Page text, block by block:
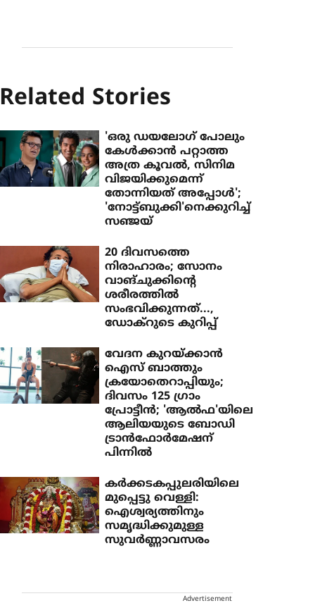
Related Stories
'ഒരു ഡയലോ​ഗ് പോലും
കേൾക്കാൻ പറ്റാത്ത
അത്ര കൂവൽ, സിനിമ
വിജയിക്കുമെന്ന്
തോന്നിയത് അപ്പോൾ';
'നോട്ട്ബുക്കി'നെക്കുറിച്ച്
സഞ്ജയ്
20 ദിവസത്തെ
നിരാഹാരം; സോനം
വാങ്ചുക്കിന്റെ
ശരീരത്തിൽ
സംഭവിക്കുന്നത്...,
ഡോക്റുടെ കുറിപ്പ്
വേദന കുറയ്ക്കാൻ
ഐസ് ബാത്തും
ക്രയോതെറാപ്പിയും;
ദിവസം 125 ​ഗ്രാം
പ്രോട്ടീൻ; 'ആൽഫ'യിലെ
ആലിയയുടെ ബോഡി
ട്രാൻഫോർമേഷന്
പിന്നിൽ
കര്‍ക്കടകപ്പുലരിയിലെ
മുപ്പെട്ടു വെള്ളി:
ഐശ്വര്യത്തിനും
സമൃദ്ധിക്കുമുള്ള
സുവര്‍ണ്ണാവസരം
Advertisement